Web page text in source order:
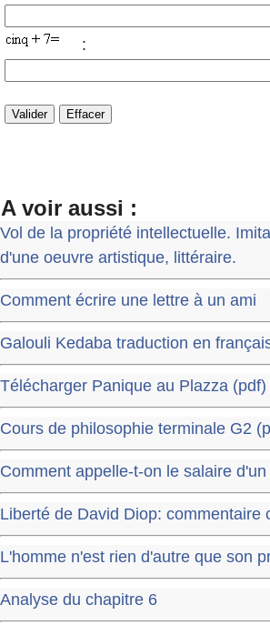
:
A voir aussi :
Vol de la propriété intellectuelle.
d'une oeuvre artistique, littéraire.
Comment écrire une lettre à un ami
Galouli Kedaba traduction en
Télécharger Panique au Plazza (pdf)
Cours de philosophie terminale G2
Comment appelle-t-on le salaire
Liberté de David Diop: commentaire
L'homme n'est rien d'autre que son
Analyse du chapitre 6